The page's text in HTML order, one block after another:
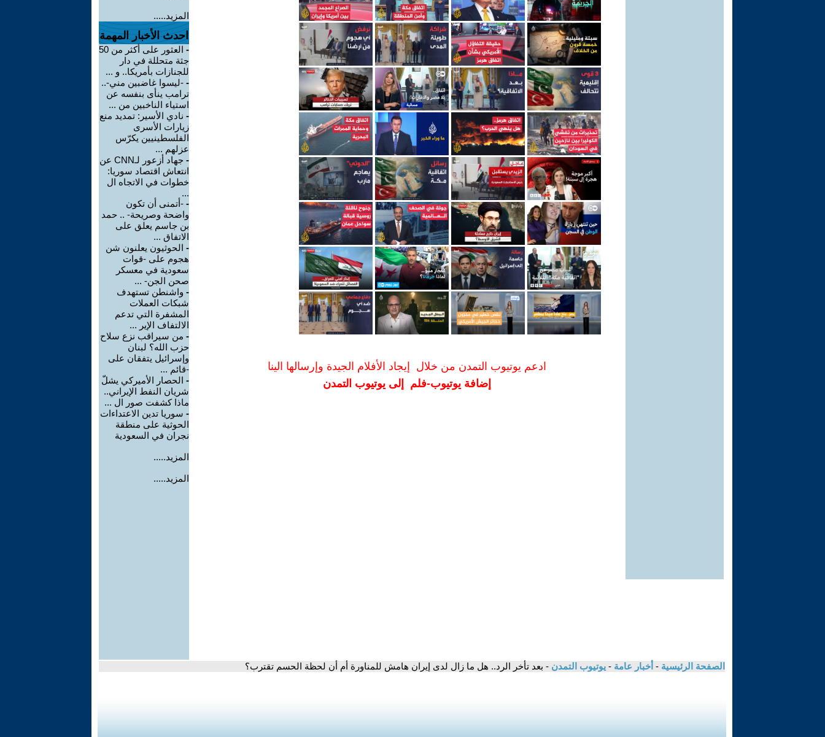
ادعم يوتيوب التمدن من خلال إيجاد الأفلام الجيدة وإرسالها الينا
إضافة يوتيوب-فلم إلى يوتيوب التمدن
المزيد.....
احدث الأخبار المهمة
-
العثور على أكثر من 50
جثة متحللة في دار
للجنازات بأمريكا.. و ...
- -ليسوا غاضبين مني-..
ترامب ينأى بنفسه عن
استياء الناخبين من ...
- نادي الأسير: تمديد منع
زيارات الأسرى
الفلسطينيين يكرّس
عزلهم ...
-
جهاد أزعور لـCNN عن
انتعاش اقتصاد سوريا:
خطوات في الاتجاه ال
...
- -أتمنى أن تكون
واضحة وصريحة- .. حمد
بن جاسم يعلق على
الاتفاق ...
- الحوثيون يعلنون شن
هجوم على -قوات
سعودية في معسكر
صحن الجن- ...
- واشنطن تستهدف
شبكات العملات
المشفرة التي تدعم
الالتفاف الإير ...
- من سيراقب نزع سلاح
حزب الله؟ لبنان
وإسرائيل يتفقان على
-قائم ...
- الحصار الأميركي يشلّ
شريان النفط الإيراني..
ماذا كشفت صور ال ...
- سوريا تدين الاعتداءات
الحوثية على منطقة
نجران في السعودية
المزيد.....
المزيد.....
الصفحة الرئيسية - أخبار عامة - يوتيوب التمدن - بعد تأخر الرد.. هل ما زال لدى إيران هامش للمناورة أم أن لحظة الحسم تقترب؟